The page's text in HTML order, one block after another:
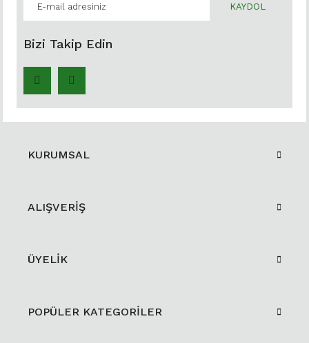
KAYDOL
Bizi Takip Edin
KURUMSAL
ALIŞVERİŞ
ÜYELİK
POPÜLER KATEGORİLER